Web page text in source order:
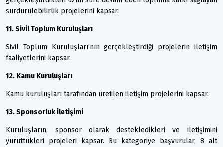
sürdürülebilirlik projelerini kapsar.
11. Sivil Toplum Kuruluşları
Sivil Toplum Kuruluşları’nın gerçekleştirdiği projelerin iletişim
faaliyetlerini kapsar.
12. Kamu Kuruluşları
Kamu kuruluşları tarafından üretilen iletişim projelerini kapsar.
13. Sponsorluk İletişimi
Kuruluşların, sponsor olarak destekledikleri ve iletişimini
yürüttükleri projeleri kapsar. Bu kategoriye başvurular, 8 alt